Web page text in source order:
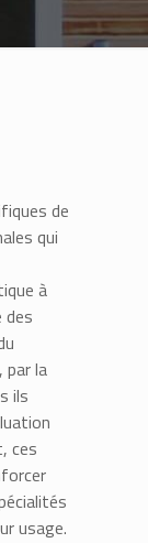
de
qui
à
des
par la
ils
ces
usage.